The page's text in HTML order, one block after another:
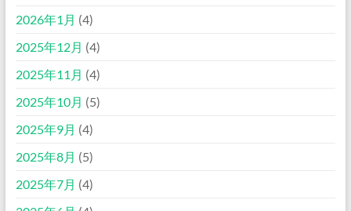
2026年1月 (4)
2025年12月 (4)
2025年11月 (4)
2025年10月 (5)
2025年9月 (4)
2025年8月 (5)
2025年7月 (4)